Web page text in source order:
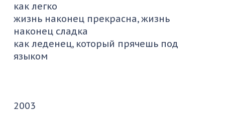
как легко
жизнь наконец прекрасна, жизнь
наконец сладка
как леденец, который прячешь под
языком
2003